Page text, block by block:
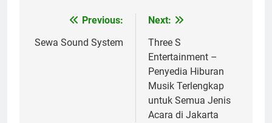
navigation
Previous:
Sewa Sound System
Next:
Three S
Entertainment –
Penyedia Hiburan
Musik Terlengkap
untuk Semua Jenis
Acara di Jakarta